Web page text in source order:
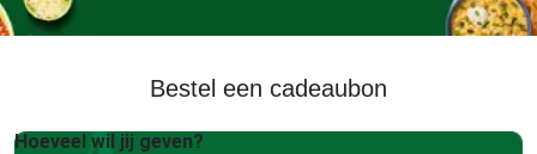
Bestel een cadeaubon
Hoeveel wil jij geven?